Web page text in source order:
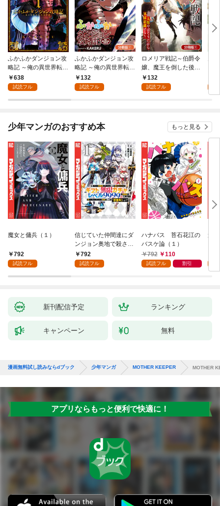
ふかふかダンジョン攻
略記 ～俺の異世界転生
冒険譚～ 1巻
638
試読フル
ふかふかダンジョン攻
略記 ～俺の異世界転生
冒険譚～【分冊版】 1
巻
132
試読フル
ロメリア戦記～伯爵令
嬢、魔王を倒した後も
人類やばそうだから軍
隊組織する～【分冊
132
試読フル
少年マンガのおすすめ本 もっと見る
魔女と傭兵（１）
792
試読フル
信じていた仲間達にダ
ンジョン奥地で殺され
かけたがギフト『無限
ガチャ』でレベル９９
（１）
792
試読フル
ハナバス 苔石花江の
バスケ論（１）
792
110
試読フル 割引
追
強
～
新刊配信予定 ランキング
キャンペーン 無料
漫画無料試し読みならdブック 少年マンガ MOTHER KEEPER MOTHER
アプリならもっと便利で快適に！